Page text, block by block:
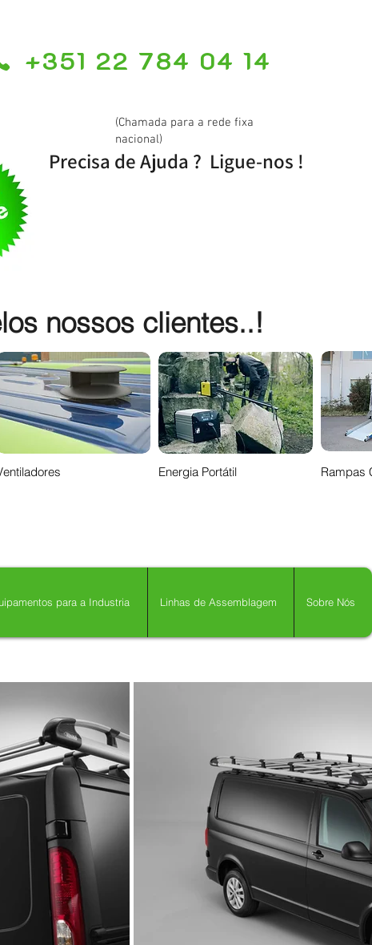
+351 22 784 04 14
(Chamada para a rede fixa
nacional)
Precisa de Ajuda ? Ligue-nos !
nossos clientes..!
Energia Portátil Rampas
para a Industria Linhas de Assemblagem Sobre Nós